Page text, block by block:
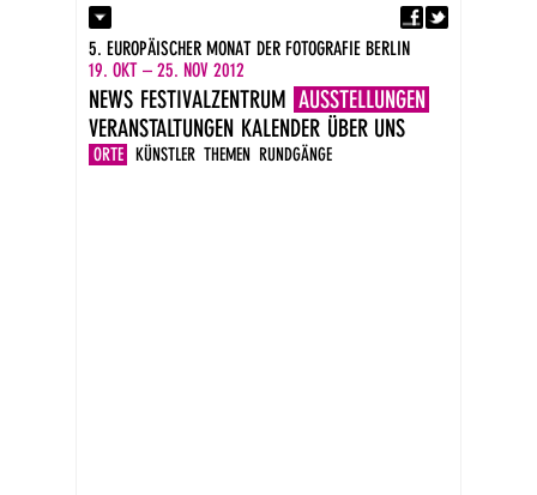
Kontakt
Presse
Impressum
DE
EN
5. EUROPÄISCHER MONAT DER FOTOGRAFIE BERLIN
19. OKT – 25. NOV 2012
NEWS FESTIVALZENTRUM AUSSTELLUNGEN
ORTE KÜNSTLER THEMEN RUNDGÄNGE
VERANSTALTUNGEN KALENDER ÜBER UNS